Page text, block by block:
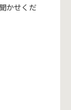
かせくだ